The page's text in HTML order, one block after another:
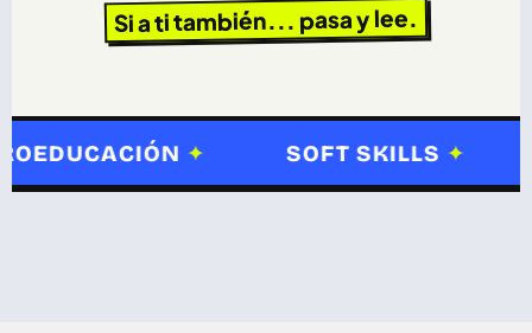
Si a ti también... pasa y lee.
✦ SOFT SKILLS✦